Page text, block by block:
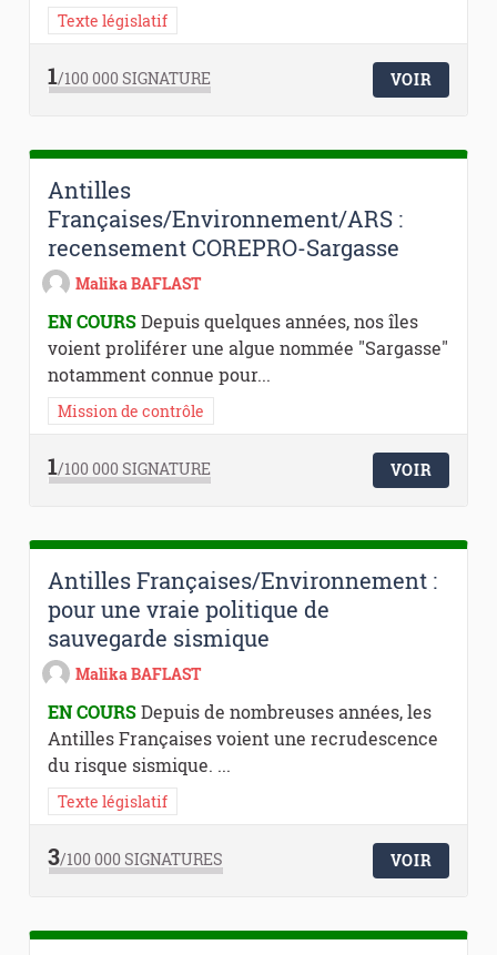
Texte législatif
1/100 000SIGNATURE VOIR
Antilles
Françaises/Environnement/ARS :
recensement COREPRO-Sargasse
Malika BAFLAST
EN COURSDepuis quelques années, nos îles
voient proliférer une algue nommée "Sargasse"
notamment connue pour...
Mission de contrôle
1/100 000SIGNATURE VOIR
Antilles Françaises/Environnement :
pour une vraie politique de
sauvegarde sismique
Malika BAFLAST
EN COURSDepuis de nombreuses années, les
Antilles Françaises voient une recrudescence
du risque sismique. ...
Texte législatif
3/100 000SIGNATURES VOIR